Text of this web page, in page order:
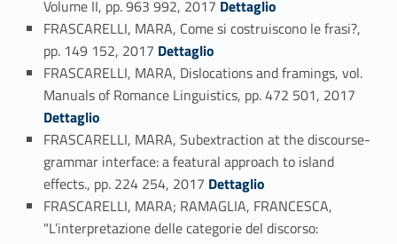
Volume II, pp. 963 992, 2017 Dettaglio
FRASCARELLI, MARA, Come si costruiscono le frasi?,
pp. 149 152, 2017 Link identifier #identifier_person_44416-47
Dettaglio
FRASCARELLI, MARA, Dislocations and framings, vol.
Manuals of Romance Linguistics, pp. 472 501, 2017
Dettaglio
FRASCARELLI, MARA, Subextraction at the discourse-
grammar interface: a featural approach to island
effects., pp. 224 254, 2017 Link identifier #identifier_person_20401-49
Dettaglio
FRASCARELLI, MARA; RAMAGLIA, FRANCESCA,
"L’interpretazione delle categorie del discorso: